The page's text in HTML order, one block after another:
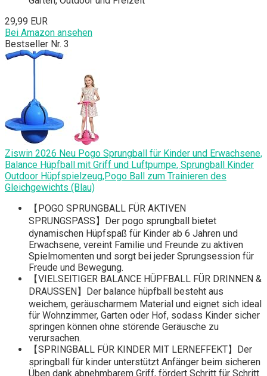
29,99 EUR
Bei Amazon ansehen
Bestseller Nr. 3
Ziswin 2026 Neu Pogo Sprungball für Kinder und Erwachsene,
Balance Hüpfball mit Griff und Luftpumpe, Sprungball Kinder
Outdoor Hüpfspielzeug,Pogo Ball zum Trainieren des
Gleichgewichts (Blau)
【POGO SPRUNGBALL FÜR AKTIVEN
SPRUNGSPASS】Der pogo sprungball bietet
dynamischen Hüpfspaß für Kinder ab 6 Jahren und
Erwachsene, vereint Familie und Freunde zu aktiven
Spielmomenten und sorgt bei jeder Sprungsession für
Freude und Bewegung.
【VIELSEITIGER BALANCE HÜPFBALL FÜR DRINNEN &
DRAUSSEN】Der balance hüpfball besteht aus
weichem, geräuscharmem Material und eignet sich ideal
für Wohnzimmer, Garten oder Hof, sodass Kinder sicher
springen können ohne störende Geräusche zu
verursachen.
【SPRINGBALL FÜR KINDER MIT LERNEFFEKT】Der
springball für kinder unterstützt Anfänger beim sicheren
Üben dank abnehmbarem Griff, fördert Schritt für Schritt